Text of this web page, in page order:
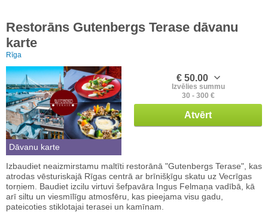
Restorāns Gutenbergs Terase dāvanu
karte
Rīga
Dāvanu karte
€ 50.00
Izvēlies summu
30 - 300 €
Atvērt
Izbaudiet neaizmirstamu maltīti restorānā "Gutenbergs Terase", kas
atrodas vēsturiskajā Rīgas centrā ar brīnišķīgu skatu uz Vecrīgas
torņiem. Baudiet izcilu virtuvi šefpavāra Ingus Felmaņa vadībā, kā
arī siltu un viesmīlīgu atmosfēru, kas pieejama visu gadu,
pateicoties stiklotajai terasei un kamīnam.